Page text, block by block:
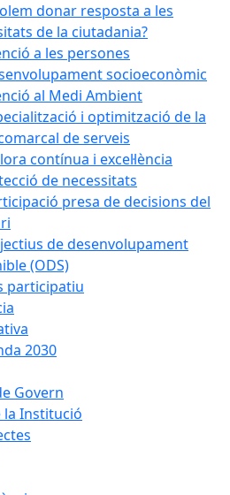
donar resposta a les
de la ciutadania?
a les persones
socioeconòmic
al Medi Ambient
i optimització de la
de serveis
contínua i excel·lència
de necessitats
presa de decisions del
de desenvolupament
(ODS)
participatiu
2030
Govern
la Institució